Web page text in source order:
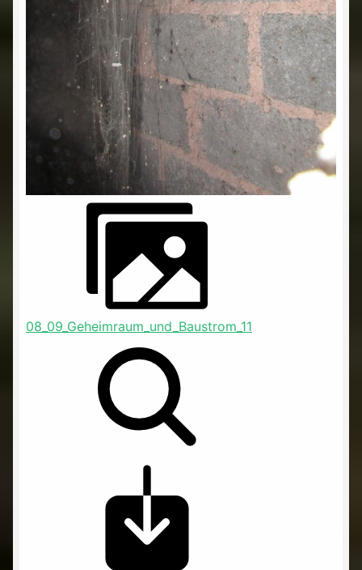
08_09_Geheimraum_und_Baustrom_11